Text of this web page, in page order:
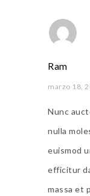
Ram
marzo 18,
Nunc
nulla
euismod
efficitur
massa et